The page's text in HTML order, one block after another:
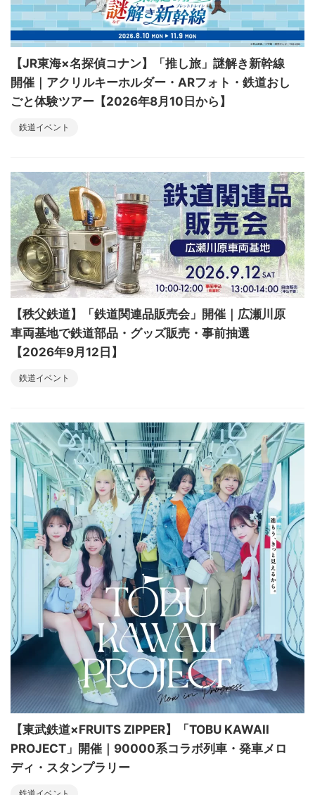
【JR東海×名探偵コナン】「推し旅」謎解き新幹線
開催｜アクリルキーホルダー・ARフォト・鉄道おし
ごと体験ツアー【2026年8月10日から】
鉄道イベント
【秩父鉄道】「鉄道関連品販売会」開催｜広瀬川原
車両基地で鉄道部品・グッズ販売・事前抽選
【2026年9月12日】
鉄道イベント
【東武鉄道×FRUITS ZIPPER】「TOBU KAWAII
PROJECT」開催｜90000系コラボ列車・発車メロ
ディ・スタンプラリー